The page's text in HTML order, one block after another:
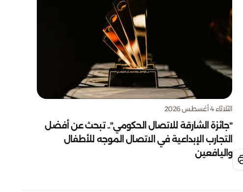
الثلاثاء 4 أغسطس 2026
"جائزة الشارقة للاتصال الحكومي".. تبحث عن أفضل
التجارب الإبداعية في الاتصال الموجه للأطفال
واليافعين